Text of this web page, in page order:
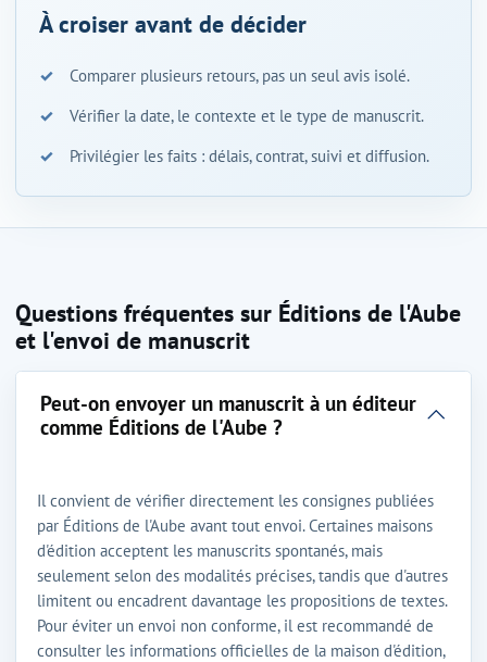
À croiser avant de décider
Comparer plusieurs retours, pas un seul avis isolé.
Vérifier la date, le contexte et le type de manuscrit.
Privilégier les faits : délais, contrat, suivi et diffusion.
Questions fréquentes sur Éditions de l'Aube
et l'envoi de manuscrit
Peut-on envoyer un manuscrit à un éditeur
comme Éditions de l'Aube ?
Il convient de vérifier directement les consignes publiées
par Éditions de l'Aube avant tout envoi. Certaines maisons
d'édition acceptent les manuscrits spontanés, mais
seulement selon des modalités précises, tandis que d'autres
limitent ou encadrent davantage les propositions de textes.
Pour éviter un envoi non conforme, il est recommandé de
consulter les informations officielles de la maison d'édition,